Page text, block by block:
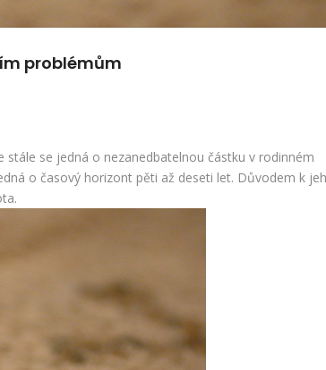
problémům
se jedná o nezanedbatelnou částku v rodinném
o časový horizont pěti až deseti let. Důvodem k